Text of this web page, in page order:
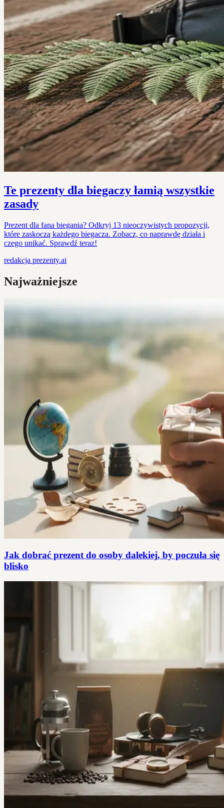
Te prezenty dla biegaczy łamią wszystkie
zasady
Prezent dla fana biegania? Odkryj 13 nieoczywistych propozycji,
które zaskoczą każdego biegacza. Zobacz, co naprawdę działa i
czego unikać. Sprawdź teraz!
redakcja prezenty.ai
Najważniejsze
Jak dobrać prezent do osoby dalekiej, by poczuła się
blisko